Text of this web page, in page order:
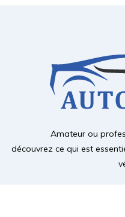
Amateur ou
découvrez ce qui est